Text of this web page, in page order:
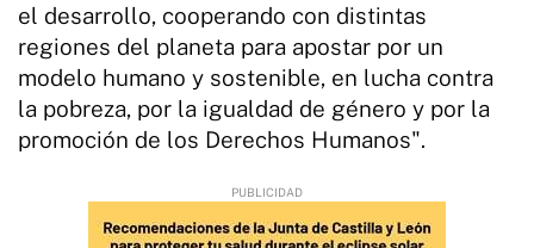
el desarrollo, cooperando con distintas
regiones del planeta para apostar por un
modelo humano y sostenible, en lucha contra
la pobreza, por la igualdad de género y por la
promoción de los Derechos Humanos".